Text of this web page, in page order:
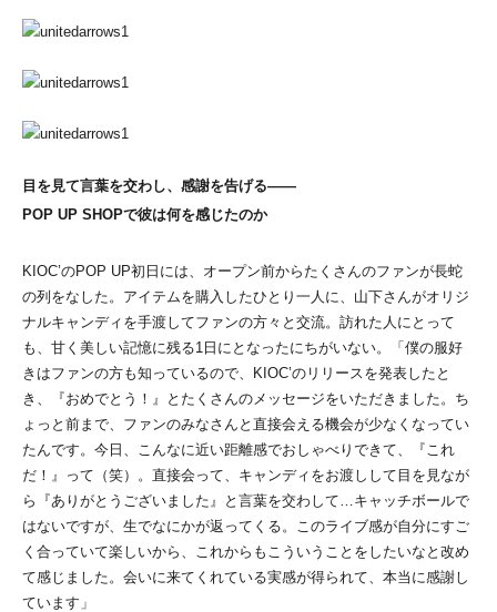
目を見て言葉を交わし、感謝を告げる――
POP UP SHOPで彼は何を感じたのか
KIOC’のPOP UP初日には、オープン前からたくさんのファンが長蛇
の列をなした。アイテムを購入したひとり一人に、山下さんがオリジ
ナルキャンディを手渡してファンの方々と交流。訪れた人にとって
も、甘く美しい記憶に残る1日にとなったにちがいない。「僕の服好
きはファンの方も知っているので、KIOC’のリリースを発表したと
き、『おめでとう！』とたくさんのメッセージをいただきました。ち
ょっと前まで、ファンのみなさんと直接会える機会が少なくなってい
たんです。今日、こんなに近い距離感でおしゃべりできて、『これ
だ！』って（笑）。直接会って、キャンディをお渡しして目を見なが
ら『ありがとうございました』と言葉を交わして…キャッチボールで
はないですが、生でなにかが返ってくる。このライブ感が自分にすご
く合っていて楽しいから、これからもこういうことをしたいなと改め
て感じました。会いに来てくれている実感が得られて、本当に感謝し
ています」